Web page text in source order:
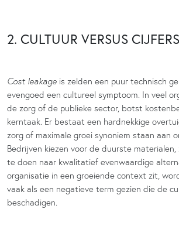
2. CULTUUR VERSUS CIJFERS
Cost leakage is zelden een puur technisch
evengoed een cultureel symptoom. In veel
de zorg of de publieke sector, botst
kerntaak. Er bestaat een hardnekkige
zorg of maximale groei synoniem staan aan
Bedrijven kiezen voor de duurste
te doen naar kwalitatief evenwaardige
organisatie in een groeiende context zit,
vaak als een negatieve term gezien die de
beschadigen.